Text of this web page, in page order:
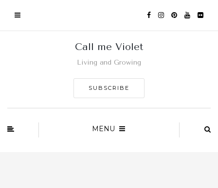
Call me Violet
Living and Growing
SUBSCRIBE
MENU